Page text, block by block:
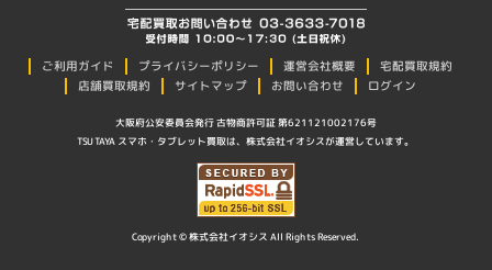
ご利用ガイド プライバシーポリシー 運営会社概要
宅配買取規約
店舗買取規約
サイトマップ お問い合わせ ログイン
大阪府公安委員会発行 古物商許可証 第621121002176号
TSUTAYA スマホ・タブレット買取は、株式会社イオシスが運営しています。
Copyright © 株式会社イオシス All Rights Reserved.